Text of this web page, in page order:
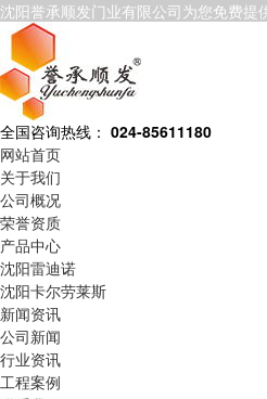
沈阳誉承顺发门业有限公司为您免费提
全国咨询热线： 024-85611180
网站首页
关于我们
公司概况
荣誉资质
产品中心
沈阳雷迪诺
沈阳卡尔劳莱斯
新闻资讯
公司新闻
行业资讯
工程案例